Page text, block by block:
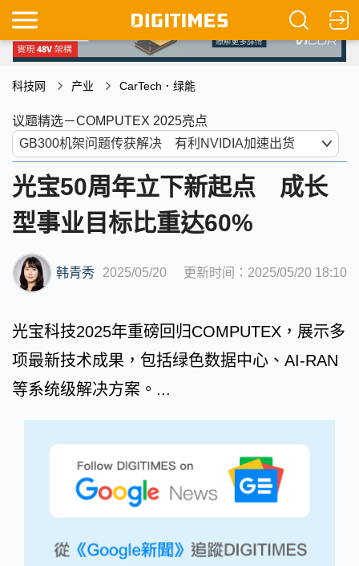
科技网 产业 CarTech．绿能
议题精选－COMPUTEX 2025亮点
光宝50周年立下新起点 成长
型事业目标比重达60%
韩青秀 2025/05/20 更新时间：2025/05/20 18:10
光宝科技2025年重磅回归COMPUTEX，展示多
项最新技术成果，包括绿色数据中心、AI-RAN
等系统级解决方案。...